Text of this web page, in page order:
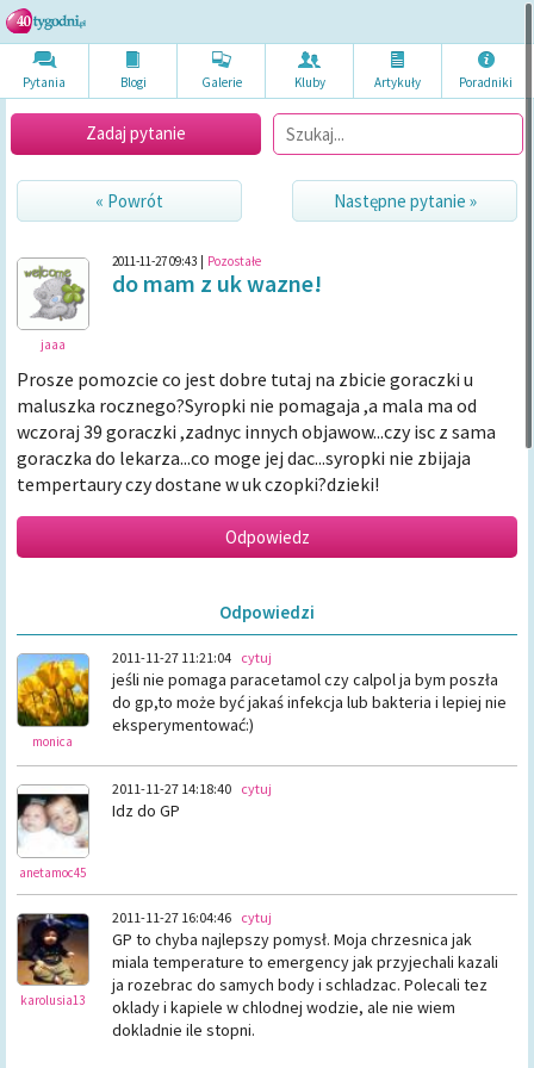
Pytania Blogi Galerie Kluby Artykuły Poradniki
Zadaj pytanie
« Powrót Następne pytanie »
jaaa
2011-11-27 09:43 Pozostałe
do mam z uk wazne!
Prosze pomozcie co jest dobre tutaj na zbicie goraczki u
maluszka rocznego?Syropki nie pomagaja ,a mala ma od
wczoraj 39 goraczki ,zadnyc innych objawow...czy isc z sama
goraczka do lekarza...co moge jej dac...syropki nie zbijaja
tempertaury czy dostane w uk czopki?dzieki!
Odpowiedzi
monica
2011-11-27 11:21:04 cytuj
jeśli nie pomaga paracetamol czy calpol ja bym poszła
do gp,to może być jakaś infekcja lub bakteria i lepiej nie
eksperymentować:)
anetamoc45
2011-11-27 14:18:40 cytuj
Idz do GP
karolusia13
2011-11-27 16:04:46 cytuj
GP to chyba najlepszy pomysł. Moja chrzesnica jak
miala temperature to emergency jak przyjechali kazali
ja rozebrac do samych body i schladzac. Polecali tez
oklady i kapiele w chlodnej wodzie, ale nie wiem
dokladnie ile stopni.